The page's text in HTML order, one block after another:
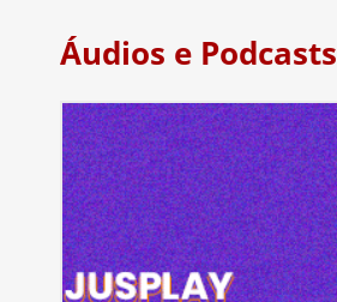
Áudios e Podcasts